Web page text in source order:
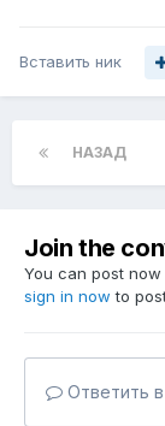
Вставить ник
НАЗАД
Join the
You can post
sign in now to
Ответить